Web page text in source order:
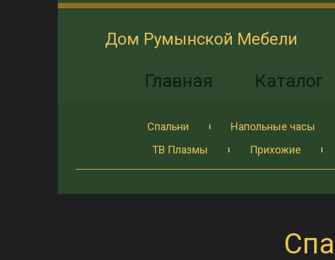
Главная Каталог
Дом Румынской Мебели
Спальни Напольные часы
ТВ Плазмы
Прихожие